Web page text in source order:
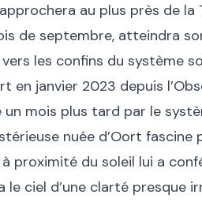
au plus près de
de septembre, atteindra
les confins du système
en janvier 2023 depuis
un mois plus tard par le
nuée d’Oort
proximité du soleil lui a
le ciel d’une clarté presque